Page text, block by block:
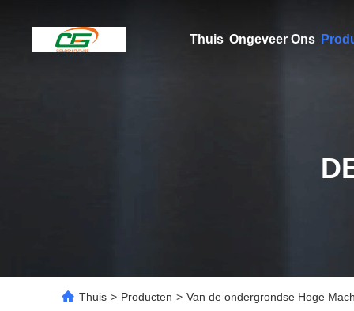
Thuis Ongeveer Ons
Thuis > Producten > Van de ondergrondse Hoge